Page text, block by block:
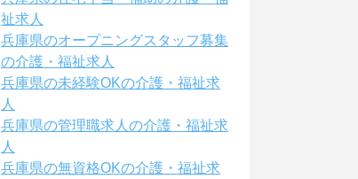
祉求人
兵庫県のオープニングスタッフ募集
の介護・福祉求人
兵庫県の未経験OKの介護・福祉求
人
兵庫県の管理職求人の介護・福祉求
人
兵庫県の無資格OKの介護・福祉求